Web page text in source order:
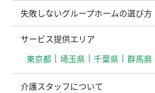
失敗しないグループホームの選び方
サービス提供エリア
東京都
埼玉県 千葉県 群馬県
介護スタッフについて